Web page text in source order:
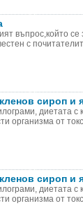
въпрос,който
с
сироп и
диетата с
организма от
сироп и
диетата с
организма от